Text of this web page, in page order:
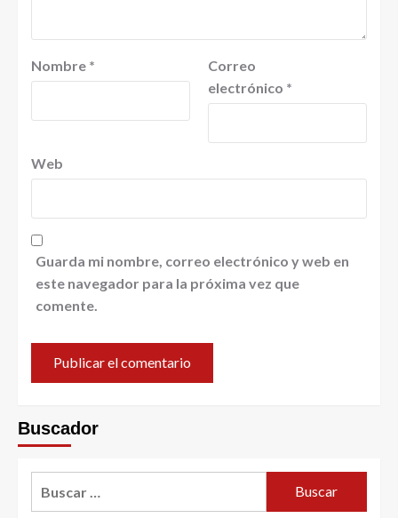
Nombre *
Correo
electrónico *
Web
Guarda mi nombre, correo electrónico y web en
este navegador para la próxima vez que
comente.
Buscador